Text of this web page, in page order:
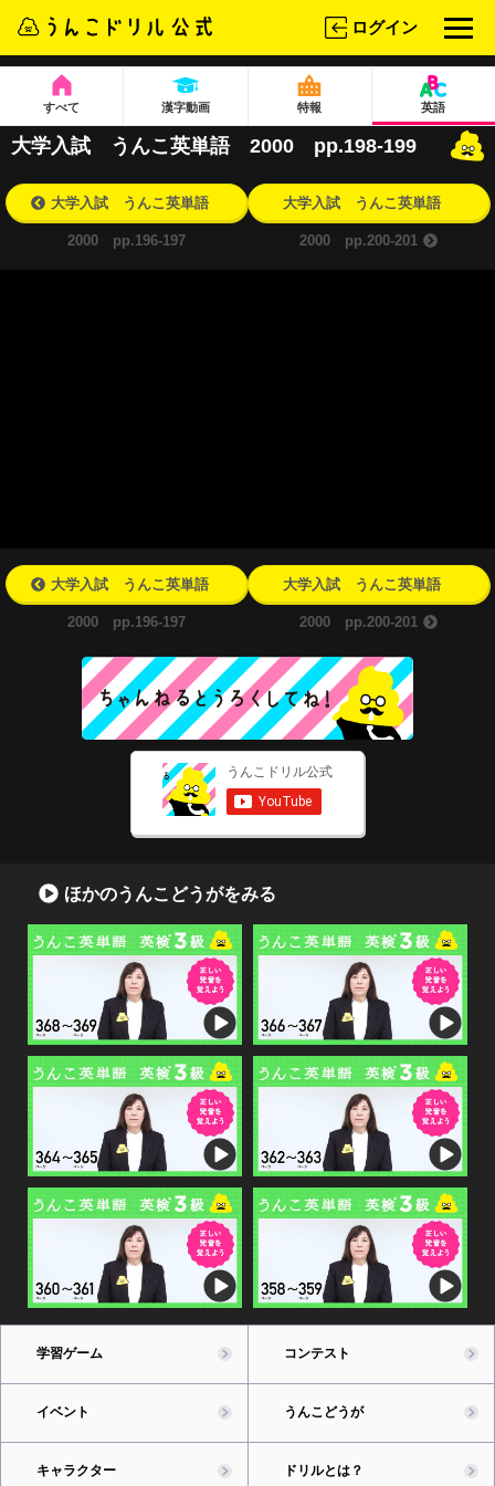
ログイン
すべて 漢字動画 特報 英語
大学入試 うんこ英単語 2000 pp.198-199
大学入試 うんこ英単語
2000 pp.196-197
大学入試 うんこ英単語
2000 pp.200-201
大学入試 うんこ英単語
2000 pp.196-197
大学入試 うんこ英単語
2000 pp.200-201
ほかのうんこどうがをみる
学習ゲーム コンテスト
イベント うんこどうが
キャラクター ドリルとは？